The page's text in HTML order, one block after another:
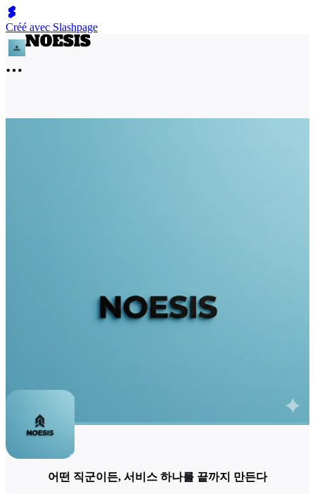
Créé avec Slashpage
어떤 직군이든, 서비스 하나를 끝까지 만든다